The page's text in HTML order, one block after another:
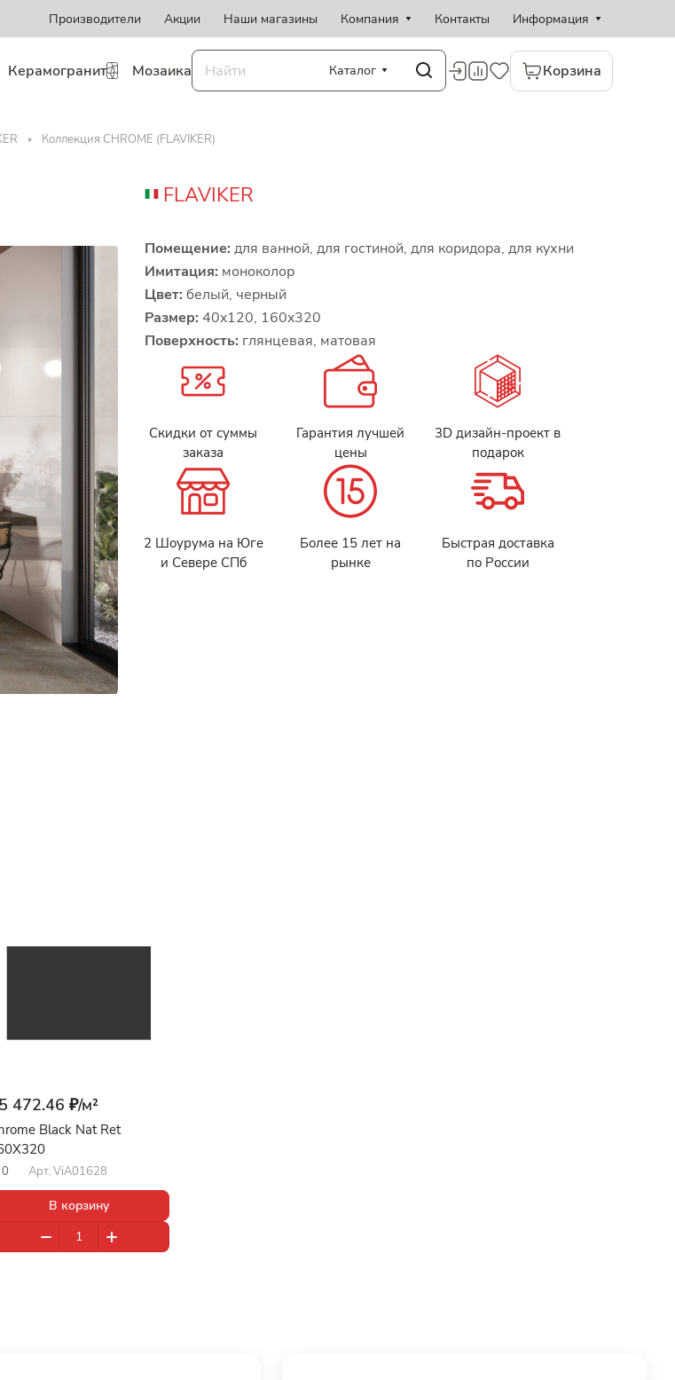
Производители Акции Наши магазины Компания Контакты Информация
Керамогранит Мозаика Каталог Корзина
Коллекция CHROME (FLAVIKER)
FLAVIKER
Помещение: для ванной, для гостиной, для коридора, для кухни
Имитация: моноколор
Цвет: белый, черный
Размер: 40x120, 160x320
Поверхность: глянцевая, матовая
Скидки от суммы
заказа
Гарантия лучшей
цены
3D дизайн-проект в
подарок
2 Шоурума на Юге
и Севере СПб
Более 15 лет на
рынке
Быстрая доставка
по России
472.46 ₽/м²
Black Nat Ret
0 Арт. ViA01628
В корзину